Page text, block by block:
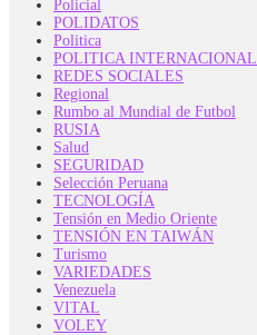
Policial
POLIDATOS
Politica
POLITICA INTERNACIONAL
REDES SOCIALES
Regional
Rumbo al Mundial de Futbol
RUSIA
Salud
SEGURIDAD
Selección Peruana
TECNOLOGÍA
Tensión en Medio Oriente
TENSIÓN EN TAIWÁN
Turismo
VARIEDADES
Venezuela
VITAL
VOLEY